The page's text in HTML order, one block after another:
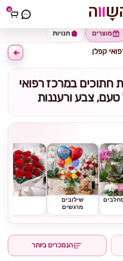
0
חנויות מוצרים
קפלן
חתוכים במרכז רפואי
צבע ורעננות
שילובים
מרגשים
הנמכרים ביותר